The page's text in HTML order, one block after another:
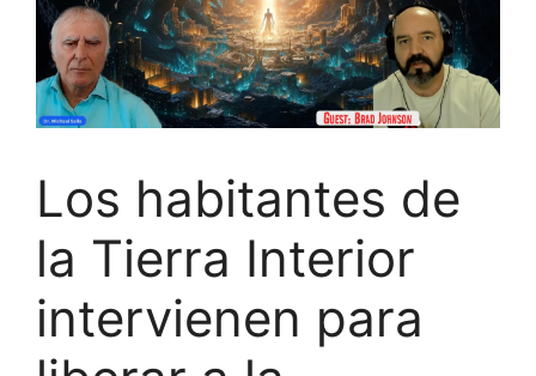
Los habitantes de
la Tierra Interior
intervienen para